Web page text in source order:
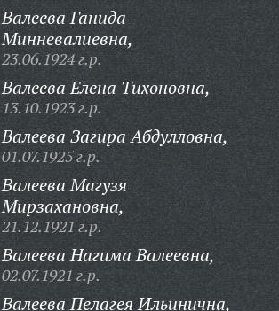
Валеева Ганида
Минневалиевна,
23.06.1924 г.р.
Валеева Елена Тихоновна,
13.10.1923 г.р.
Валеева Загира Абдулловна,
01.07.1925 г.р.
Валеева Магузя
Мирзахановна,
21.12.1921 г.р.
Валеева Нагима Валеевна,
02.07.1921 г.р.
Валеева Пелагея Ильинична,